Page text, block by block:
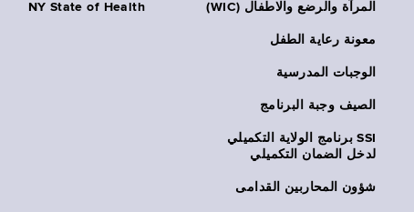
المرآة والرضع والاطفال (WIC)
معونة رعاية الطفل
الوجبات المدرسية
الصيف وجبة البرنامج
SSI برنامج الولاية التكميلي
لدخل الضمان التكميلي
شؤون المحاربين القدامى
NY State of Health